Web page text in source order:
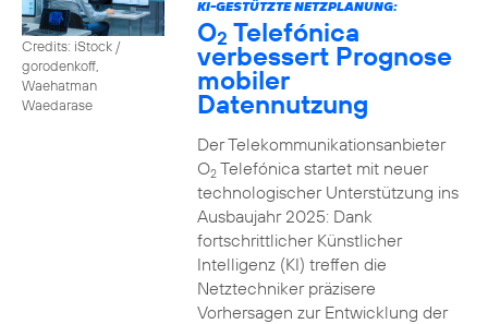
Credits: iStock /
gorodenkoff,
Waehatman
Waedarase
KI-GESTÜTZTE NETZPLANUNG:
O2 Telefónica
verbessert Prognose
mobiler
Datennutzung
Der Telekommunikationsanbieter
O2Telefónica startet mit neuer
technologischer Unterstützung ins
Ausbaujahr 2025: Dank
fortschrittlicher Künstlicher
Intelligenz (KI) treffen die
Netztechniker präzisere
Vorhersagen zur Entwicklung der